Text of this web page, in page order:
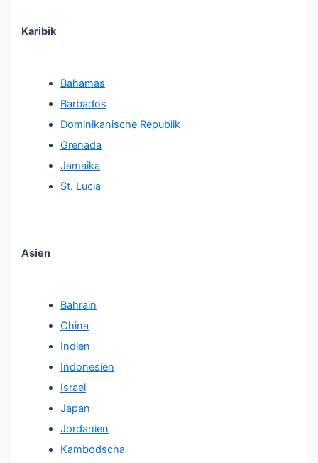
Karibik
Bahamas
Barbados
Dominikanische Republik
Grenada
Jamaika
St. Lucia
Asien
Bahrain
China
Indien
Indonesien
Israel
Japan
Jordanien
Kambodscha